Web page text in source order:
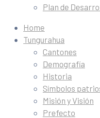
Plan de
Home
Tungurahua
Cantones
Demografía
Historia
Símbolos
Misión y Visión
Prefecto